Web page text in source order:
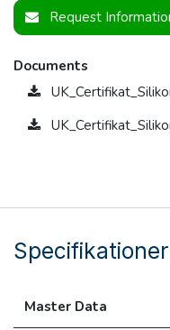
Request
Documents
Specifikationer
Master Data